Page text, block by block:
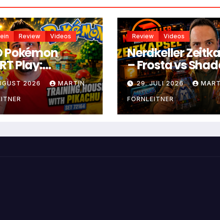
Review Videos
Pokémon
Play:
mit
2026 MARTIN
Review Videos
Nerdkeller
– Frosta vs
Weaver
29. JULI 2026
FORNLEITNER